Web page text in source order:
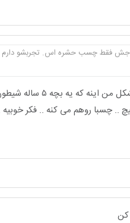
فقط چسب حشره اس. تجربشو دارم
مرسی عزیزم حتما انجام
روهم می کنه .. فکر خوبیه ..
کن